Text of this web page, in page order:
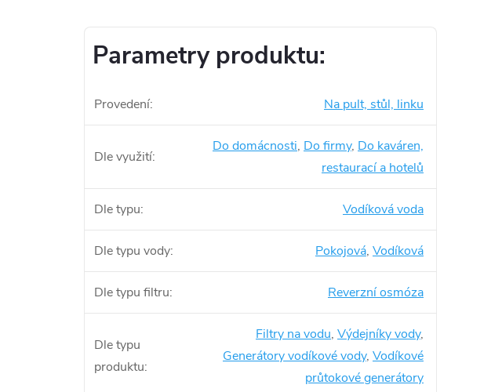
Parametry produktu:
Provedení: Na pult, stůl, linku
Dle využití:
Do domácnosti, Do firmy, Do kaváren,
restaurací a hotelů
Dle typu: Vodíková voda
Dle typu vody: Pokojová, Vodíková
Dle typu filtru: Reverzní osmóza
Dle typu
produktu:
Filtry na vodu, Výdejníky vody,
Generátory vodíkové vody, Vodíkové
průtokové generátory